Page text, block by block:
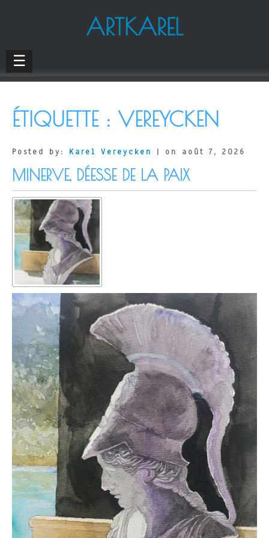
ARTKAREL
☰
ÉTIQUETTE : VEREYCKEN
Posted by: Karel Vereycken | on août 7, 2026
MINERVE, DÉESSE DE LA PAIX